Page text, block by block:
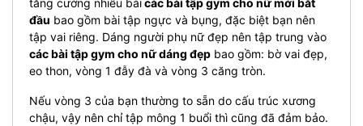
đầu bao gồm bài tập ngực và bụng, đặc biệt bạn nên
tập vai riêng. Dáng người phụ nữ đẹp nên tập trung vào
các bài tập gym cho nữ dáng đẹp bao gồm: bờ vai đẹp,
eo thon, vòng 1 đẫy đà và vòng 3 căng tròn.
Nếu vòng 3 của bạn thường to sẵn do cấu trúc xương
chậu, vậy nên chỉ tập mông 1 buổi thì cũng đã đảm bảo.